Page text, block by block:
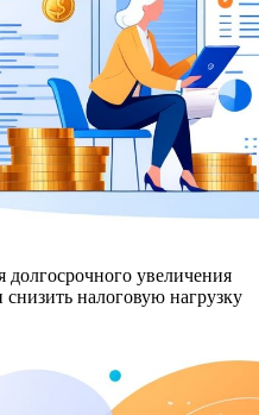
увеличения
налоговую нагрузку